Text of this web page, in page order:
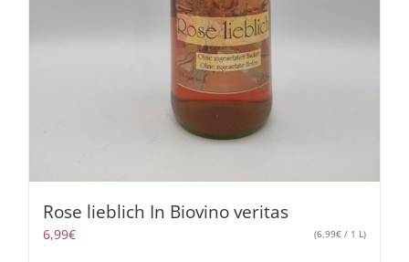
Rose lieblich In Biovino veritas
6,99€ (6,99€/ 1 L)